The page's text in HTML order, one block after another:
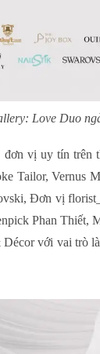
Love Duo
vị uy tín trên
Tailor, Vernus
Đơn vị
Phan Thiết,
với vai trò